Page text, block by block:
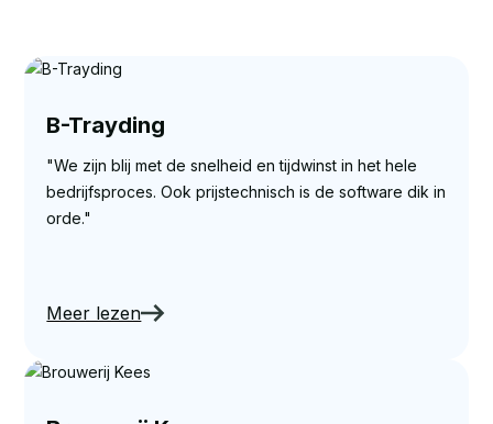
B-Trayding
"We zijn blij met de snelheid en tijdwinst in het hele
bedrijfsproces. Ook prijstechnisch is de software dik in
orde."
Meer lezen